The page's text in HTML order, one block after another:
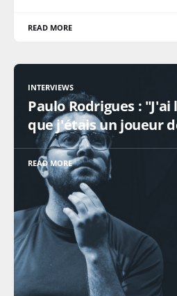
READ MORE
INTERVIEWS
Paulo Rodrigues :
que j'étais un joueur
READ MORE